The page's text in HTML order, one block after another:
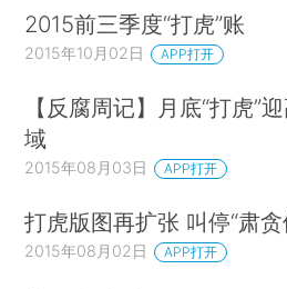
2015前三季度“打虎”账
2015年10月02日 APP打开
【反腐周记】月底“打虎”
域
2015年08月03日 APP打开
打虎版图再扩张 叫停“肃贪
2015年08月02日 APP打开